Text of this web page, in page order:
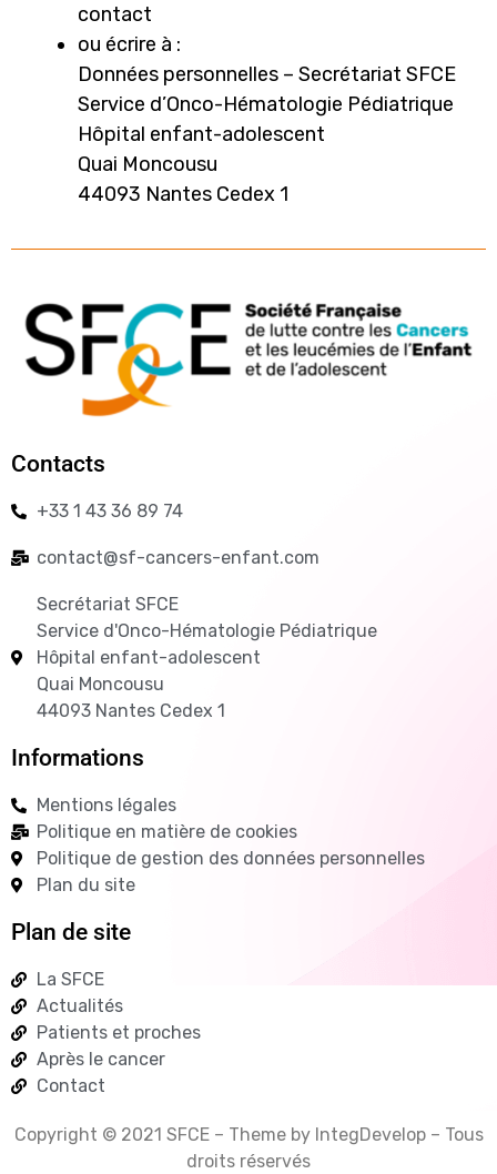
contact
ou écrire à :
Données personnelles – Secrétariat SFCE
Service d’Onco-Hématologie Pédiatrique
Hôpital enfant-adolescent
Quai Moncousu
44093 Nantes Cedex 1
Contacts
+33 1 43 36 89 74
contact@sf-cancers-enfant.com
Secrétariat SFCE
Service d'Onco-Hématologie Pédiatrique
Hôpital enfant-adolescent
Quai Moncousu
44093 Nantes Cedex 1
Informations
Mentions légales
Politique en matière de cookies
Politique de gestion des données personnelles
Plan du site
Plan de site
La SFCE
Actualités
Patients et proches
Après le cancer
Contact
Copyright © 2021 SFCE – Theme by IntegDevelop – Tous
droits réservés